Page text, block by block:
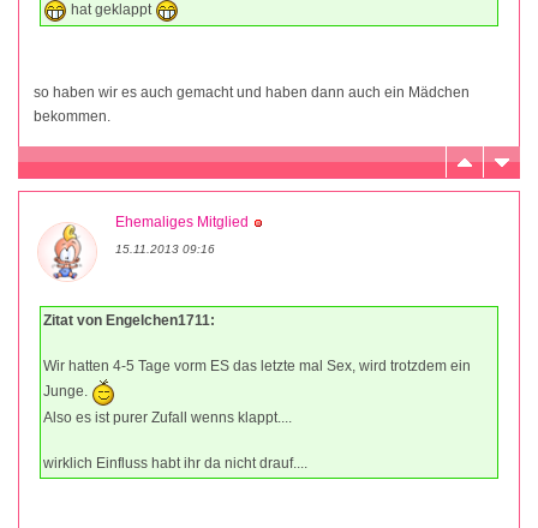
hat geklappt
so haben wir es auch gemacht und haben dann auch ein Mädchen
bekommen.
Ehemaliges Mitglied
15.11.2013 09:16
Zitat von Engelchen1711:
Wir hatten 4-5 Tage vorm ES das letzte mal Sex, wird trotzdem ein
Junge.
Also es ist purer Zufall wenns klappt....
wirklich Einfluss habt ihr da nicht drauf....